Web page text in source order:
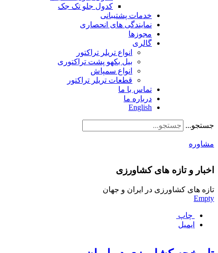
کدول جلو تک جک
خدمات پشتیبانی
نمایندگی های انحصاری
مجوزها
گالری
انواع تریلر تراکتور
بیل بکهو پشت تراکتوری
انواع سمپاش
قطعات تریلر تراکتور
تماس با ما
درباره ما
English
جستجو...
مشاوره
اخبار و تازه های کشاورزی
تازه های کشاورزی در ایران و جهان
Empty
چاپ
ایمیل